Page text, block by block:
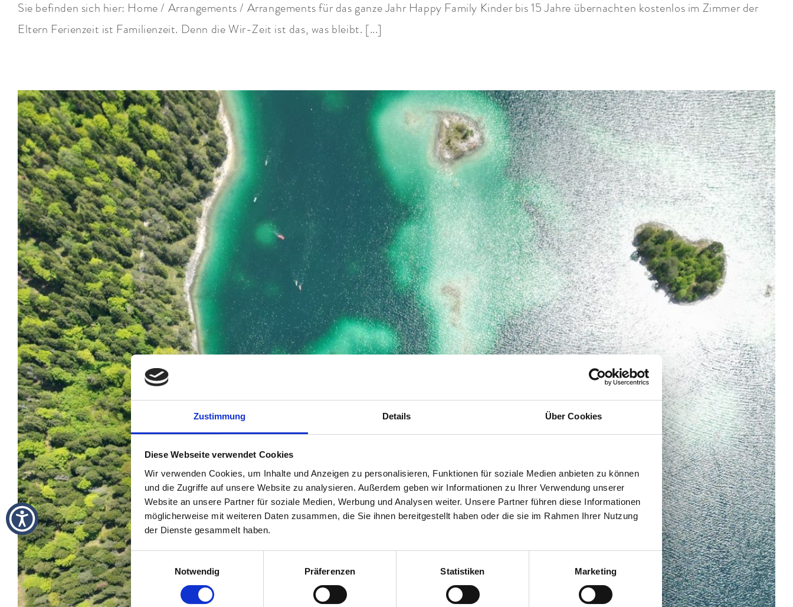
Zustimmung Details Über Cookies
Diese Webseite verwendet Cookies
Wir verwenden Cookies, um Inhalte und Anzeigen zu personalisieren, Funktionen für soziale Medien anbieten zu können
und die Zugriffe auf unsere Website zu analysieren. Außerdem geben wir Informationen zu Ihrer Verwendung unserer
Website an unsere Partner für soziale Medien, Werbung und Analysen weiter. Unsere Partner führen diese Informationen
möglicherweise mit weiteren Daten zusammen, die Sie ihnen bereitgestellt haben oder die sie im Rahmen Ihrer Nutzung
der Dienste gesammelt haben.
Einwilligungsauswahl
Notwendig
Präferenzen Statistiken Marketing
Sie befinden sich hier: Home / Arrangements / Arrangements für das ganze Jahr Happy Family Kinder bis 15 Jahre übernachten kostenlos im Zimmer der
Eltern Ferienzeit ist Familienzeit. Denn die Wir-Zeit ist das, was bleibt. [...]